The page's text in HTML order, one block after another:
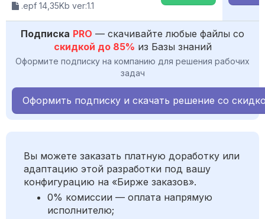
.epf 14,35Kb ver:1.1
Подписка PRO — скачивайте любые файлы со
скидкой до 85% из Базы знаний
Оформите подписку на компанию для решения рабочих
задач
Оформить подписку и скачать решение со
Вы можете заказать платную доработку или
адаптацию этой разработки под вашу
конфигурацию на «Бирже заказов».
0% комиссии — оплата напрямую
исполнителю;